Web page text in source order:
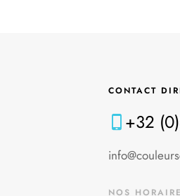
CONTACT
+32
NOS